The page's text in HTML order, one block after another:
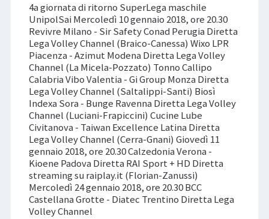
4a giornata di ritorno SuperLega maschile
UnipolSai Mercoledì 10 gennaio 2018, ore 20.30
Revivre Milano - Sir Safety Conad Perugia Diretta
Lega Volley Channel (Braico-Canessa) Wixo LPR
Piacenza - Azimut Modena Diretta Lega Volley
Channel (La Micela-Pozzato) Tonno Callipo
Calabria Vibo Valentia - Gi Group Monza Diretta
Lega Volley Channel (Saltalippi-Santi) Biosì
Indexa Sora - Bunge Ravenna Diretta Lega Volley
Channel (Luciani-Frapiccini) Cucine Lube
Civitanova - Taiwan Excellence Latina Diretta
Lega Volley Channel (Cerra-Gnani) Giovedì 11
gennaio 2018, ore 20.30 Calzedonia Verona -
Kioene Padova Diretta RAI Sport + HD Diretta
streaming su raiplay.it (Florian-Zanussi)
Mercoledì 24 gennaio 2018, ore 20.30 BCC
Castellana Grotte - Diatec Trentino Diretta Lega
Volley Channel